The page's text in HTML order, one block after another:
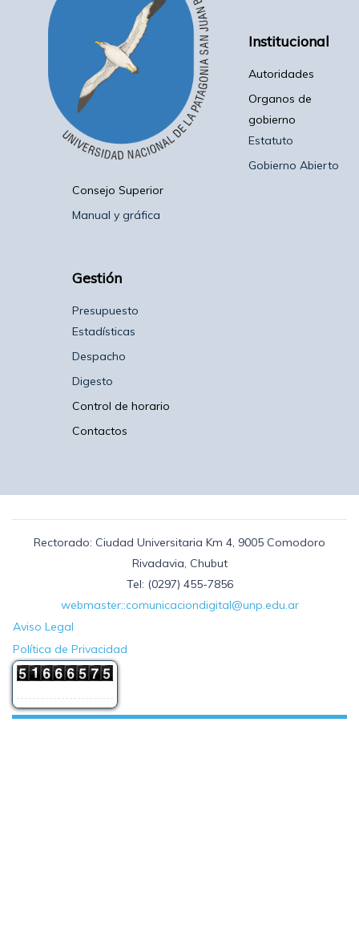
Institucional
Autoridades
Organos de
gobierno
Estatuto
Gobierno Abierto
Consejo Superior
Manual y gráfica
Gestión
Presupuesto
Estadísticas
Despacho
Digesto
Control de horario
Contactos
Rectorado: Ciudad Universitaria Km 4, 9005 Comodoro
Rivadavia, Chubut
Tel: (0297) 455-7856
webmaster::comunicaciondigital@unp.edu.ar
Aviso Legal
Política de Privacidad